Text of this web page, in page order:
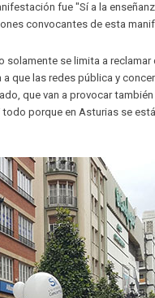
fue "Sí a la
convocantes de esta
se limita a reclamar
que las redes pública y
que van a provocar
porque en Asturias se